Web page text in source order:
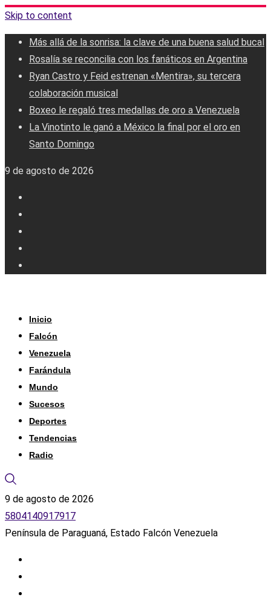
Skip to content
Más allá de la sonrisa: la clave de una buena salud bucal
Rosalía se reconcilia con los fanáticos en Argentina
Ryan Castro y Feid estrenan «Mentira», su tercera
colaboración musical
Boxeo le regaló tres medallas de oro a Venezuela
La Vinotinto le ganó a México la final por el oro en
Santo Domingo
9 de agosto de 2026
Inicio
Falcón
Venezuela
Farándula
Mundo
Sucesos
Deportes
Tendencias
Radio
9 de agosto de 2026
5804140917917
Península de Paraguaná, Estado Falcón Venezuela